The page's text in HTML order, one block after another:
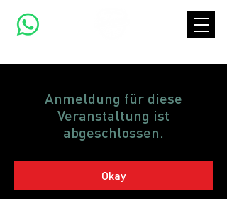
Anmeldung für diese
Veranstaltung ist
abgeschlossen.
Okay